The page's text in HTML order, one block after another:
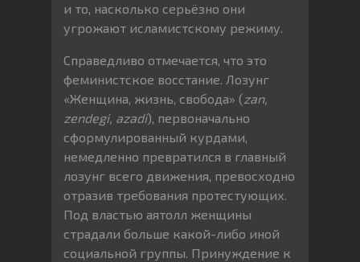
и то, насколько серьёзно они
угрожают исламистскому режиму.
Справедливо отмечается, что это
феминистское восстание. Лозунг
«Женщина, жизнь, свобода» (zan,
zendegi, azadi), первоначально
сформулированный курдами,
немедленно превратился в главный
лозунг всего движения, превосходно
отразив требования протестующих.
Под властью аятолл женщины
страдали больше какой-либо иной
социальной группы. Принуждение к